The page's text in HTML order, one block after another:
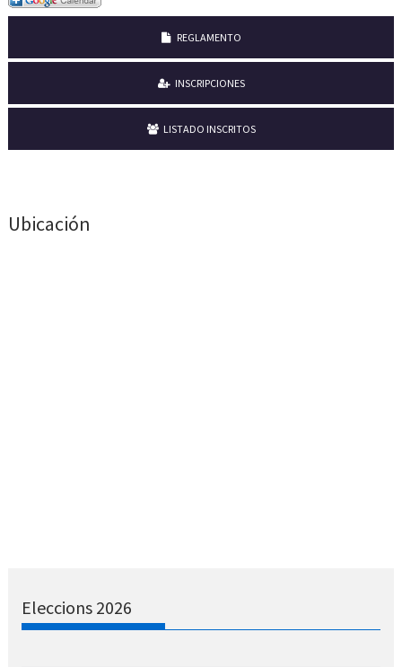
REGLAMENTO
INSCRIPCIONES
LISTADO INSCRITOS
Ubicación
Eleccions 2026